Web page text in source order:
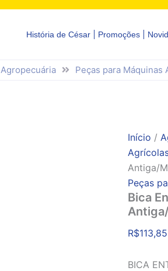
História de César Promoções
Agropecuária Peças para Máquinas
Início /
Antiga/
Peças
Bica
R$113,85
BICA